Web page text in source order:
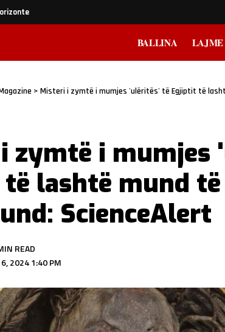
BALLINA LAJME
> Misteri i zymtë i mumjes 'ulëritës' të Egjiptit të lashtë
zymtë i mumjes
lashtë mund
ScienceAlert
6, 2024 1:40 PM
READ